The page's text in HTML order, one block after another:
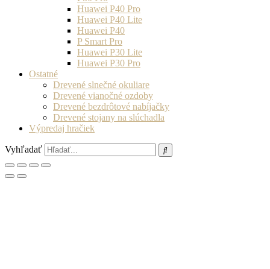
Huawei P40 Pro
Huawei P40 Lite
Huawei P40
P Smart Pro
Huawei P30 Lite
Huawei P30 Pro
Ostatné
Drevené slnečné okuliare
Drevené vianočné ozdoby
Drevené bezdrôtové nabíjačky
Drevené stojany na slúchadla
Výpredaj hračiek
Vyhľadať